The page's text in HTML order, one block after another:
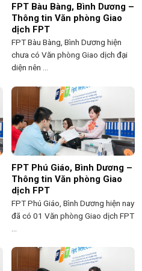
FPT Bàu Bàng, Bình Dương –
Thông tin Văn phòng Giao
dịch FPT
FPT Bàu Bàng, Bình Dương hiện
chưa có Văn phòng Giao dịch đại
diện nên ...
FPT Phú Giáo, Bình Dương –
Thông tin Văn phòng Giao
dịch FPT
FPT Phú Giáo, Bình Dương hiện nay
đã có 01 Văn phòng Giao dịch FPT